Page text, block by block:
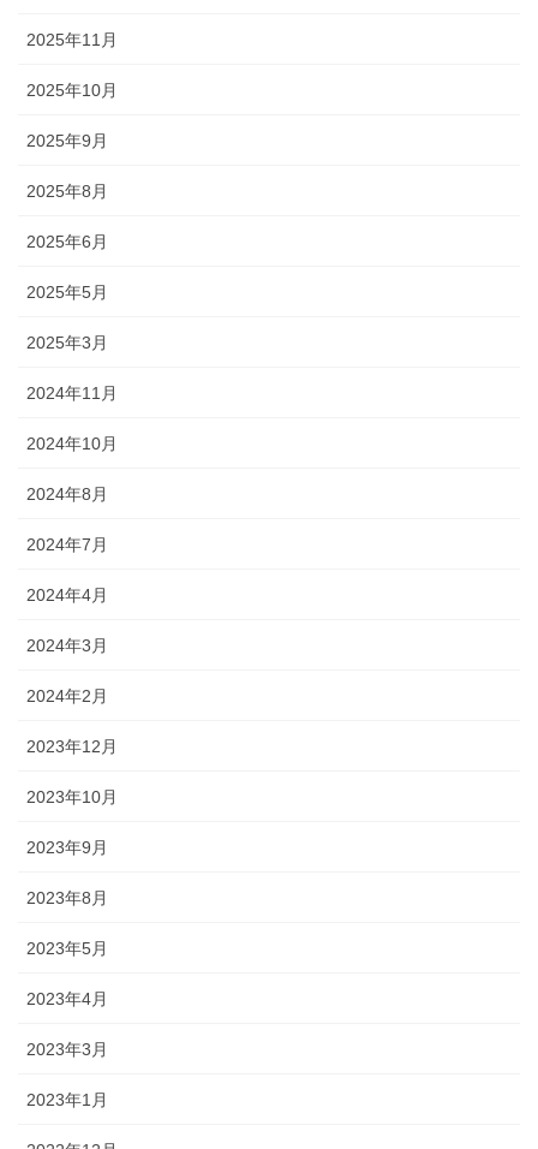
2025年11月
2025年10月
2025年9月
2025年8月
2025年6月
2025年5月
2025年3月
2024年11月
2024年10月
2024年8月
2024年7月
2024年4月
2024年3月
2024年2月
2023年12月
2023年10月
2023年9月
2023年8月
2023年5月
2023年4月
2023年3月
2023年1月